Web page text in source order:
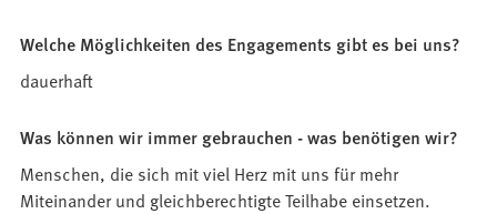
Welche Möglichkeiten des Engagements gibt es bei uns?
dauerhaft
Was können wir immer gebrauchen - was benötigen wir?
Menschen, die sich mit viel Herz mit uns für mehr
Miteinander und gleichberechtigte Teilhabe einsetzen.